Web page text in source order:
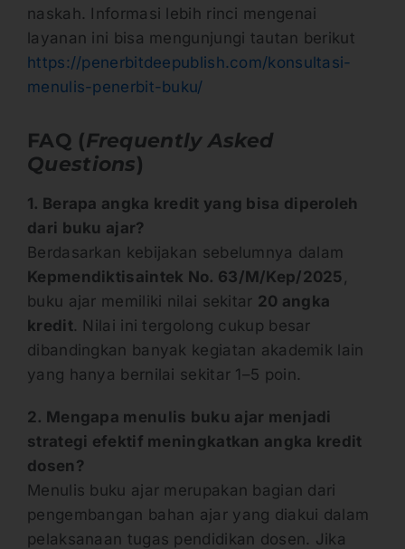
naskah. Informasi lebih rinci mengenai
layanan ini bisa mengunjungi tautan berikut
https://penerbitdeepublish.com/konsultasi-
menulis-penerbit-buku/
FAQ (Frequently Asked
Questions)
1. Berapa angka kredit yang bisa diperoleh
dari buku ajar?
Berdasarkan kebijakan sebelumnya dalam
Kepmendiktisaintek No. 63/M/Kep/2025
buku ajar memiliki nilai sekitar 20 angka
kredit. Nilai ini tergolong cukup besar
dibandingkan banyak kegiatan akademik lain
yang hanya bernilai sekitar 1–5 poin.
2. Mengapa menulis buku ajar menjadi
strategi efektif meningkatkan angka kredit
dosen?
Menulis buku ajar merupakan bagian dari
pengembangan bahan ajar yang diakui dalam
pelaksanaan tugas pendidikan dosen. Jika